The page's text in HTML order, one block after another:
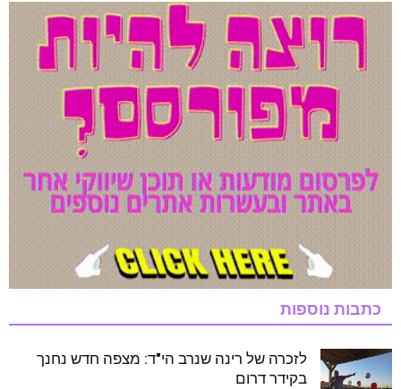
כתבות נוספות
לזכרה של רינה שנרב הי"ד: מצפה חדש נחנך
בקידר דרום